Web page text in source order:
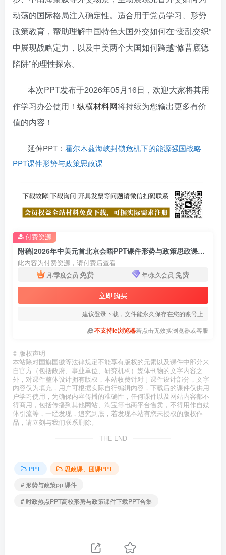
动荡的国际格局注入确定性。适合用于党员学习、形势
政策教育，帮助理解中国特色大国外交如何在“变乱交织”
中展现战略定力，以及中美两个大国如何跨越“修昔底德
陷阱”的理性探索。
本次PPT发布于2026年05月16日，欢迎大家将其用
作学习办公使用！ 纵横材料网将持续为您输出更多有价
值的内容！
延伸PPT： 霍尔木兹海峡封锁危机下的能源强国战略
PPT课件形势与政策思政课
附稿|2026年中美元首北京会晤PPT课件形势与政策思政课教学课件
此内容为付费资源，请付费后查看
月/季度会员 免费 年/永久会员 免费
立即购买
建议登录下载，文件能永久保存在您的账号上
不支持ie浏览器若点击无效换浏览器或客服
付费资源
© 版权声明
本站除对国旗国徽等法律规定不能享有版权的元素以及课件中部分来
自官方（包括政府、事业单位、研究机构）媒体刊物的文字内容之
外，对课件整体设计拥有版权，本站收费针对于课件设计部分，文字
内容仅为填充，用户可根据实际自行编辑内容，下载后的课件仅供用
户学习使用，为确保内容传播的准确性，任何课件以及网站内容都不
得商用，包括传播到其他网站、淘宝等电商平台售卖，不得用作自媒
体引流等，一经发现，追究到底，若发现本站有您未授权的版权作
品，请立刻与我们联系删除。
THE END
PPT
思政课、团课PPT
# 形势与政策ppt课件
# 时政热点PPT高校形势与政策课件下载PPT合集